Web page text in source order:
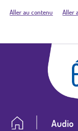
Aller au contenu Aller
Audio